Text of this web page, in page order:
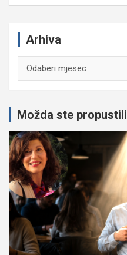
Arhiva
Možda ste propustili